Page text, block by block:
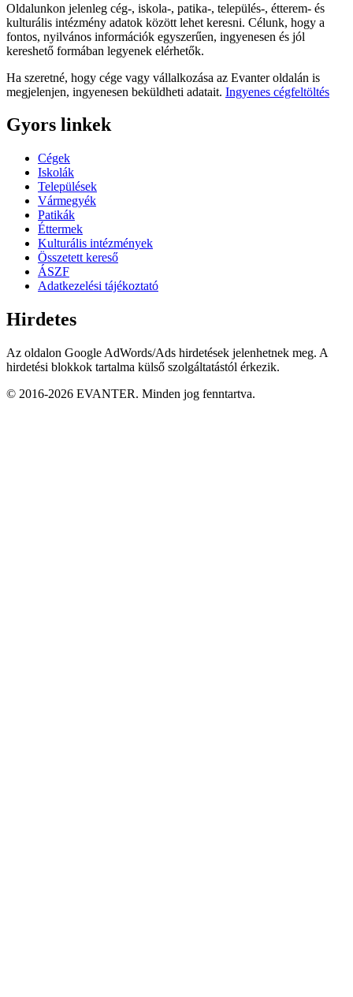
Oldalunkon jelenleg cég-, iskola-, patika-, település-, étterem- és
kulturális intézmény adatok között lehet keresni. Célunk, hogy a
fontos, nyilvános információk egyszerűen, ingyenesen és jól
kereshető formában legyenek elérhetők.
Ha szeretné, hogy cége vagy vállalkozása az Evanter oldalán is
megjelenjen, ingyenesen beküldheti adatait. Ingyenes cégfeltöltés
Gyors linkek
Cégek
Iskolák
Települések
Vármegyék
Patikák
Éttermek
Kulturális intézmények
Összetett kereső
ÁSZF
Adatkezelési tájékoztató
Hirdetes
Az oldalon Google AdWords/Ads hirdetések jelenhetnek meg. A
hirdetési blokkok tartalma külső szolgáltatástól érkezik.
© 2016-2026 EVANTER. Minden jog fenntartva.